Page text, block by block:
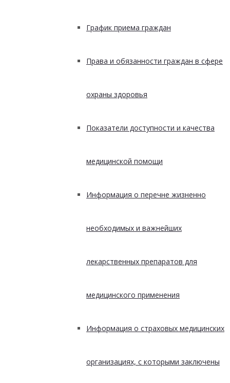
График приема граждан
Права и обязанности граждан в сфере
охраны здоровья
Показатели доступности и качества
медицинской помощи
Информация о перечне жизненно
необходимых и важнейших
лекарственных препаратов для
медицинского применения
Информация о страховых медицинских
организациях, с которыми заключены